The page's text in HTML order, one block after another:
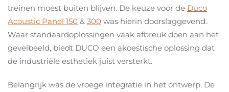
treinen moest buiten blijven. De keuze voor de Duco
Acoustic Panel 150 & 300 was hierin doorslaggevend.
Waar standaardoplossingen vaak afbreuk doen aan het
gevelbeeld, biedt DUCO een akoestische oplossing dat
de industriële esthetiek juist versterkt.
Belangrijk was de vroege integratie in het ontwerp. De